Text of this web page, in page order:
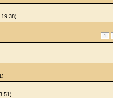
1